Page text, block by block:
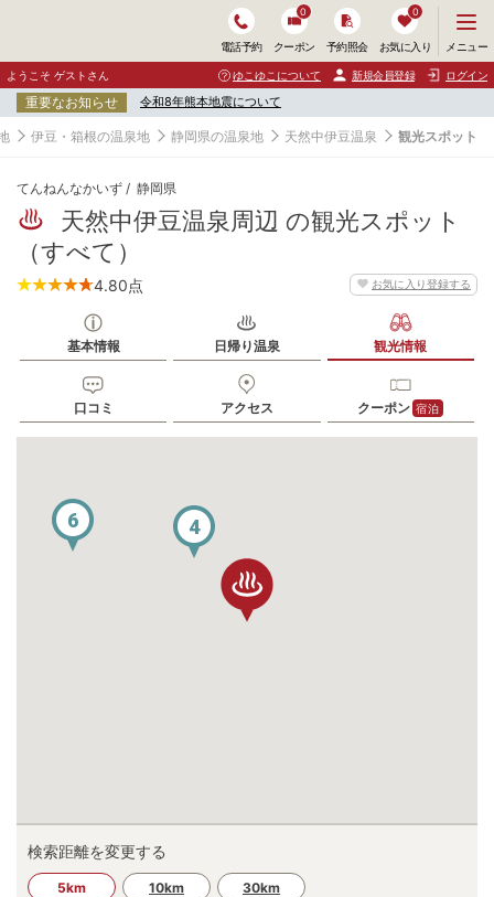
電話予約 クーポン
0
予約照会 お気に入り
0
ニ
ュ
ー
開
く
メニュー
ようこそ ゲストさん ゆこゆこについて 新規会員登録 ログイン
重要なお知らせ 令和8年熊本地震について
伊豆・箱根の温泉地 静岡県の温泉地 天然中伊豆温泉 観光スポット
てんねんなかいず 静岡県
天然中伊豆温泉周辺 の観光スポット
（すべて）
お気に入り登録する
4.80点
基本情報 日帰り温泉 観光情報
口コミ アクセス クーポン 宿泊
4
6
検索距離を変更する
5km 10km 30km